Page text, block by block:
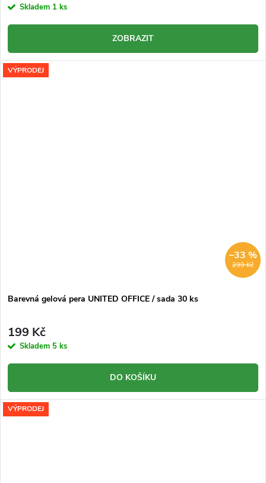
Skladem 1 ks
ZOBRAZIT
VÝPRODEJ
299 Kč
–33 %
Barevná gelová pera UNITED OFFICE / sada 30 ks
199 Kč
Skladem 5 ks
DO KOŠÍKU
VÝPRODEJ